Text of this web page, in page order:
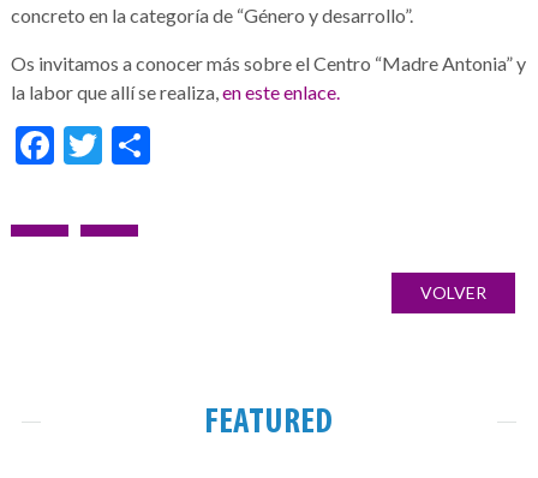
concreto en la categoría de “Género y desarrollo”.
Os invitamos a conocer más sobre el Centro “Madre Antonia” y
la labor que allí se realiza,en este enlace.
Facebook
Twitter
Share
PostPREVIOUS
NEXT
VOLVER
FEATURED